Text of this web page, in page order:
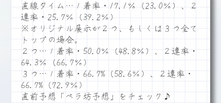
直線タイム…１着率・17.1％（23.0％）、２
連率・25.7％（39.2％）
※オリジナル展示が２つ、もしくは３つ全て
トップの場合。
２つ…１着率・50.0％（48.8％）、２連率・
64.3％（66.7％）
３つ…１着率・66.7%（58.6％）、２連率・
66.7%（72.9％）
直前予想「ペラ坊予想」をチェック♪